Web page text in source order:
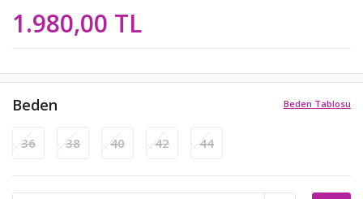
1.980,00 TL
Beden Tablosu
Beden
36 38 40 42 44